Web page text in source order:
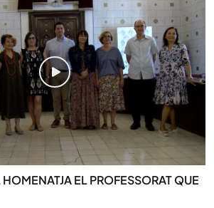
HOMENATJA EL PROFESSORAT QUE